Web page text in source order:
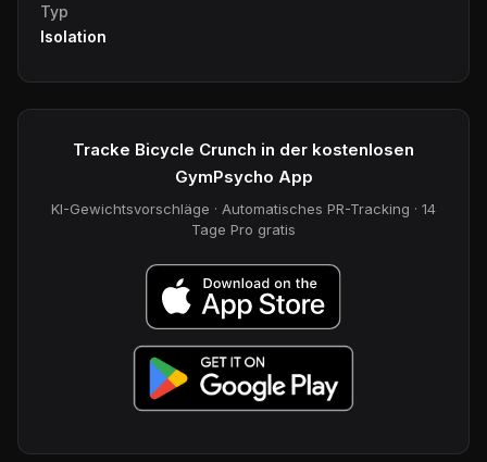
Typ
Isolation
Tracke Bicycle Crunch in der kostenlosen
GymPsycho App
KI-Gewichtsvorschläge · Automatisches PR-Tracking · 14
Tage Pro gratis